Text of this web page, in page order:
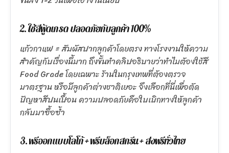
2. ใช้สีฟู้ดเกรด ปลอดภัยกับลูกค้า 100%
แก้วกาแฟ = สัมผัสปากลูกค้าโดยตรง ทางโรงงานให้ความ
สำคัญกับเรื่องนี้มาก ถึงขั้นทำคลิปอธิบายว่าทำไมต้องใช้สี
Food Grade โดยเฉพาะ ร้านในกรุงเทพที่ต้องตรวจ
มาตรฐาน หรือมีลูกค้าต่างชาติเยอะ จึงเลือกที่นี่เพื่อตัด
ปัญหาสีปนเปื้อน ความปลอดภัยคือใบเบิกทางให้ลูกค้า
กลับมาซื้อซ้ำ
3. ฟรีออกแบบโลโก้ + ฟรีบล็อกสกรีน + ส่งฟรีทั่วไทย